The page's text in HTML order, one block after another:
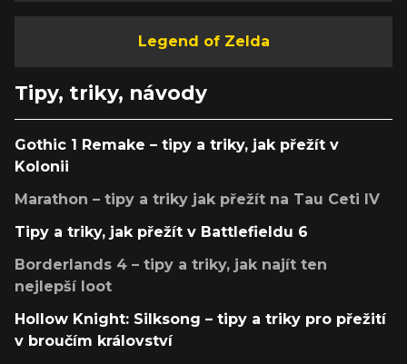
Legend of Zelda
Tipy, triky, návody
Gothic 1 Remake – tipy a triky, jak přežít v
Kolonii
Marathon – tipy a triky jak přežít na Tau Ceti IV
Tipy a triky, jak přežít v Battlefieldu 6
Borderlands 4 – tipy a triky, jak najít ten
nejlepší loot
Hollow Knight: Silksong – tipy a triky pro přežití
v broučím království